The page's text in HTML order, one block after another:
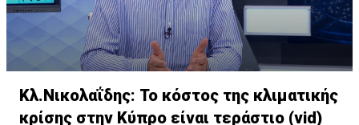
Κλ.Νικολαΐδης: Το κόστος της κλιματικής
κρίσης στην Κύπρο είναι τεράστιο (vid)